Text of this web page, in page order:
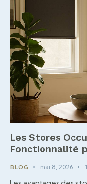
Les Stores
Fonctionnalité
BLOG mai 8, 2026